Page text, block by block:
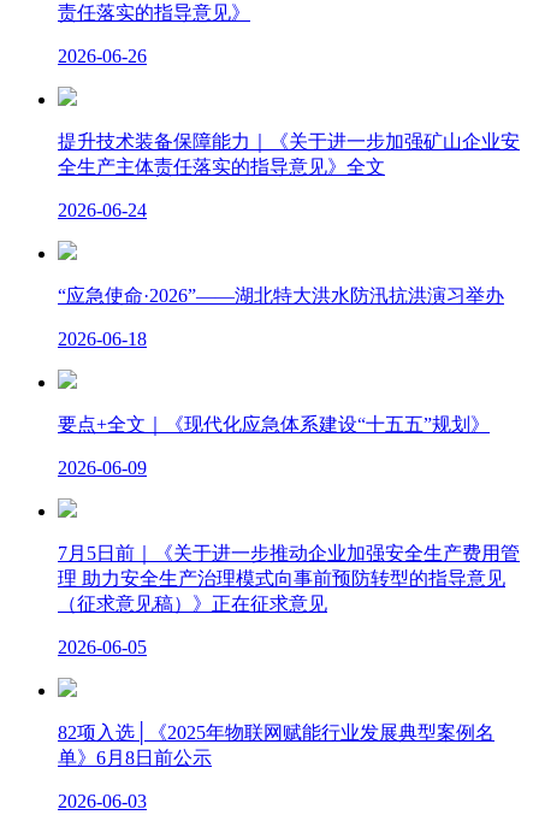
责任落实的指导意见》
2026-06-26
提升技术装备保障能力｜《关于进一步加强矿山企业安
全生产主体责任落实的指导意见》全文
2026-06-24
“应急使命·2026”——湖北特大洪水防汛抗洪演习举办
2026-06-18
要点+全文｜《现代化应急体系建设“十五五”规划》
2026-06-09
7月5日前｜《关于进一步推动企业加强安全生产费用管
理 助力安全生产治理模式向事前预防转型的指导意见
（征求意见稿）》正在征求意见
2026-06-05
82项入选│《2025年物联网赋能行业发展典型案例名
单》6月8日前公示
2026-06-03